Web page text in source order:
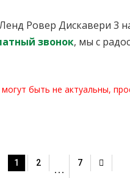
Ровер Дискавери 3
звонок, мы с
быть не актуальны,
1 2 … 7